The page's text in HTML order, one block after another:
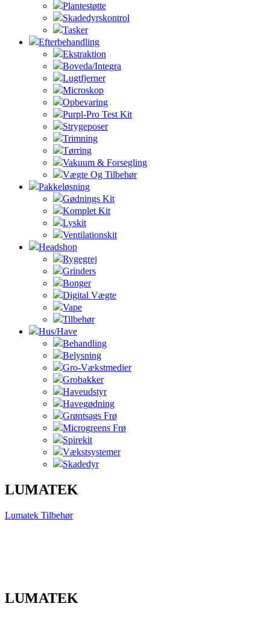
Plantestøtte
Skadedyrskontrol
Tasker
Efterbehandling
Ekstraktion
Boveda/Integra
Lugtfjerner
Microskop
Opbevaring
Purpl-Pro Test Kit
Strygeposer
Trimning
Tørring
Vakuum & Forsegling
Vægte Og Tilbehør
Pakkeløsning
Gødnings Kit
Komplet Kit
Lyskit
Ventilationskit
Headshop
Rygegrej
Grinders
Bonger
Digital Vægte
Vape
Tilbehør
Hus/Have
Behandling
Belysning
Gro-Vækstmedier
Grobakker
Haveudstyr
Havegødning
Grøntsags Frø
Microgreens Frø
Spirekit
Vækstsystemer
Skadedyr
LUMATEK
Lumatek Tilbehør
LUMATEK